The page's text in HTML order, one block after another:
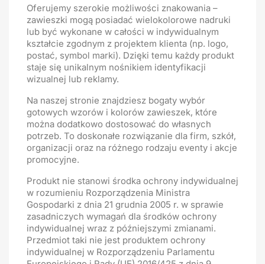
Oferujemy szerokie możliwości znakowania –
zawieszki mogą posiadać wielokolorowe nadruki
lub być wykonane w całości w indywidualnym
kształcie zgodnym z projektem klienta (np. logo,
postać, symbol marki). Dzięki temu każdy produkt
staje się unikalnym nośnikiem identyfikacji
wizualnej lub reklamy.
Na naszej stronie znajdziesz bogaty wybór
gotowych wzorów i kolorów zawieszek, które
można dodatkowo dostosować do własnych
potrzeb. To doskonałe rozwiązanie dla firm, szkół,
organizacji oraz na różnego rodzaju eventy i akcje
promocyjne.
Produkt nie stanowi środka ochrony indywidualnej
w rozumieniu Rozporządzenia Ministra
Gospodarki z dnia 21 grudnia 2005 r. w sprawie
zasadniczych wymagań dla środków ochrony
indywidualnej wraz z późniejszymi zmianami.
Przedmiot taki nie jest produktem ochrony
indywidualnej w Rozporządzeniu Parlamentu